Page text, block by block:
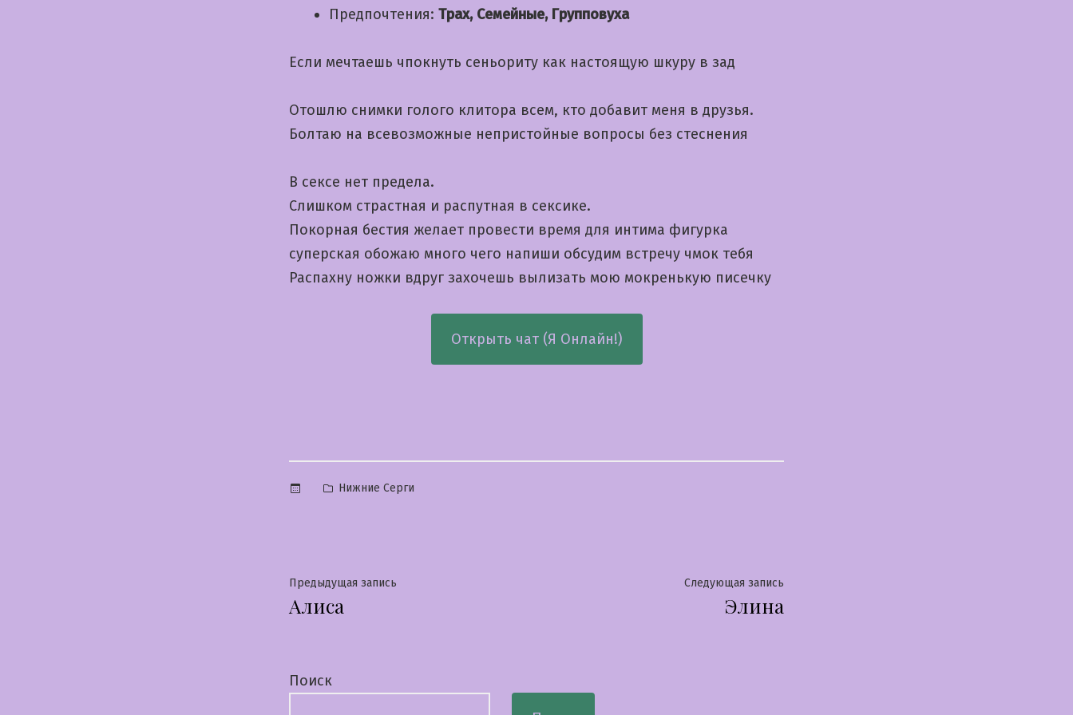
Предпочтения: Трах, Семейные, Групповуха
Если мечтаешь чпокнуть сеньориту как настоящую шкуру в зад
Отошлю снимки голого клитора всем, кто добавит меня в друзья.
Болтаю на всевозможные непристойные вопросы без стеснения
В сексе нет предела.
Слишком страстная и распутная в сексике.
Покорная бестия желает провести время для интима фигурка
суперская обожаю много чего напиши обсудим встречу чмок тебя
Распахну ножки вдруг захочешь вылизать мою мокренькую писечку
Открыть чат (Я Онлайн!)
Опубликовано
Нижние Серги
Навигация
по
Предыдущая запись
Алиса
Следующая запись
Элина
Поиск